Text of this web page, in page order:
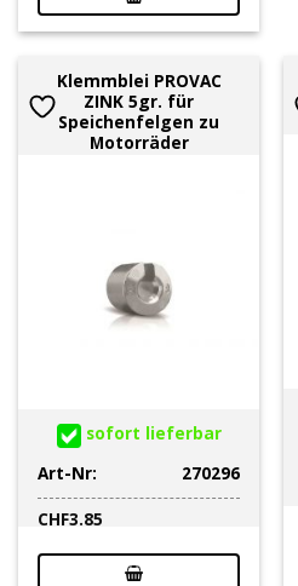
Klemmblei PROVAC
ZINK 5gr. für
Speichenfelgen zu
Motorräder
sofort lieferbar
Art-Nr:
270296
CHF3.85